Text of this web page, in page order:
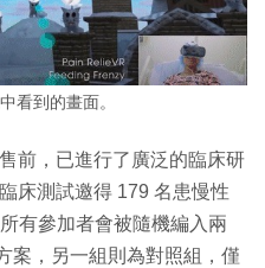
看到的畫面。
前，已進行了廣泛的臨床研
床測試邀得 179 名患慢性
有參加者會被隨機編入兩
案，另一組則為對照組，僅